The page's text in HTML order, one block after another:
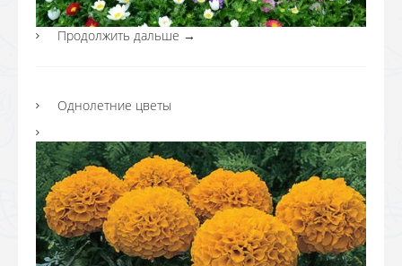
Продолжить дальше →
Однолетние цветы